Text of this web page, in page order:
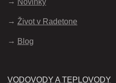
Novinky
Život v Radetone
Blog
VODOVODY A TEPLOVODY